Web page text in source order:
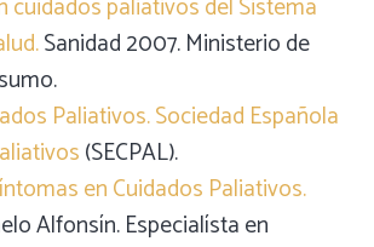
Sanidad 2007. Ministerio de
Paliativos. Sociedad Española
(SECPAL).
en Cuidados Paliativos.
Alfonsín. Especialísta en